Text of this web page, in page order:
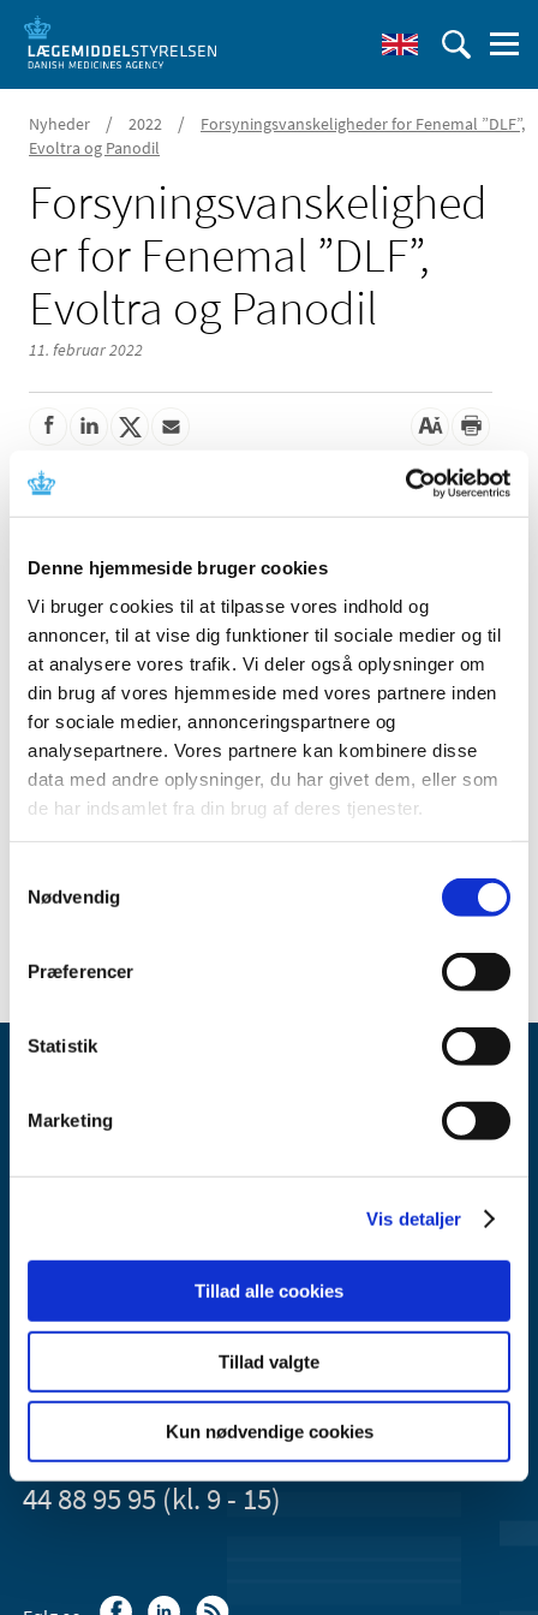
Denne hjemmeside bruger cookies
Vi bruger cookies til at tilpasse vores indhold og
annoncer, til at vise dig funktioner til sociale medier og til
at analysere vores trafik. Vi deler også oplysninger om
din brug af vores hjemmeside med vores partnere inden
for sociale medier, annonceringspartnere og
analysepartnere. Vores partnere kan kombinere disse
data med andre oplysninger, du har givet dem, eller som
de har indsamlet fra din brug af deres tjenester.
Nødvendig
Præferencer
Statistik
Marketing
Vis detaljer
Tillad alle cookies
Tillad valgte
Kun nødvendige cookies
Nyheder / 2022 /
Forsyningsvanskeligheder for Fenemal ”DLF”,
Evoltra og Panodil
Forsyningsvanskelighed
er for Fenemal ”DLF”,
Evoltra og Panodil
11. februar 2022
Der er aktuelle problemer med forsyningen af;
A/S
Evoltra 1 mg/ml koncentrat til infusionsvæske,
opløsning, fra Sanofi A/S
Panodil 665 mg tabletter med modificeret udløsning
fra GSK Consumer Healthcare.
Yderligere information om varighed m.m. kan findes via
følgende link:
Se oversigten over aktuelle og kommende
Spørgsmål om aktuel status skal stilles til virksomheden.
Lægemiddelstyrelsen er en del af
Sundheds- og Kirkeministeriet.
Kontakt Lægemiddelstyrelsen
44 88 95 95 (kl. 9 - 15)